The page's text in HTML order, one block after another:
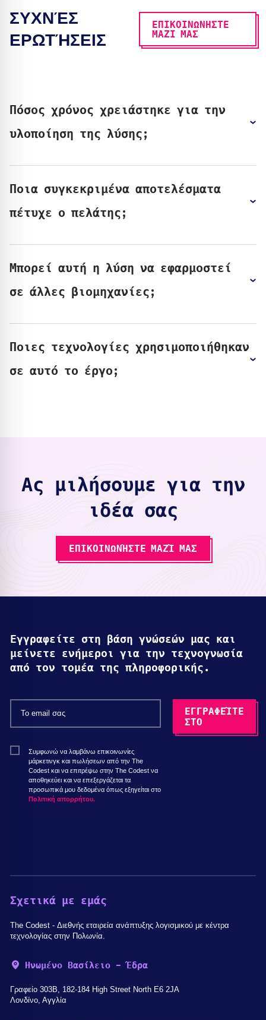
ΣΥΧΝΈΣ
ΕΡΩΤΉΣΕΙΣ
ΕΠΙΚΟΙΝΩΝΗΣΤΕ
ΜΑΖΙ ΜΑΣ
Πόσος χρόνος χρειάστηκε για την
υλοποίηση της λύσης;
Ποια συγκεκριμένα αποτελέσματα
πέτυχε ο πελάτης;
Μπορεί αυτή η λύση να εφαρμοστεί
σε άλλες βιομηχανίες;
Ποιες τεχνολογίες χρησιμοποιήθηκαν
σε αυτό το έργο;
Ας μιλήσουμε για την
ιδέα σας
ΕΠΙΚΟΙΝΩΝΉΣΤΕ ΜΑΖΊ ΜΑΣ
Εγγραφείτε στη βάση γνώσεών μας και
μείνετε ενήμεροι για την τεχνογνωσία
από τον τομέα της πληροφορικής.
Συμφωνώ να λαμβάνω επικοινωνίες
μάρκετινγκ και πωλήσεων από την The
Codest και να επιτρέψω στην The Codest να
αποθηκεύει και να επεξεργάζεται τα
προσωπικά μου δεδομένα όπως εξηγείται στο
Πολιτική απορρήτου.
Σχετικά με εμάς
The Codest - Διεθνής εταιρεία ανάπτυξης λογισμικού με κέντρα
τεχνολογίας στην Πολωνία.
Ηνωμένο Βασίλειο - Έδρα
Γραφείο 303B, 182-184 High Street North E6 2JA
Λονδίνο, Αγγλία